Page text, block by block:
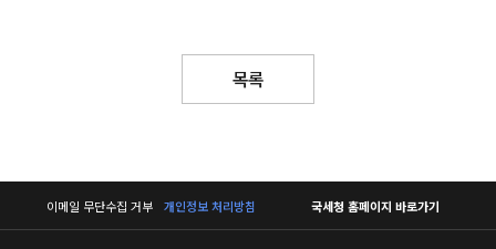
목록
이메일 무단수집 거부 개인정보 처리방침 국세청 홈페이지 바로가기